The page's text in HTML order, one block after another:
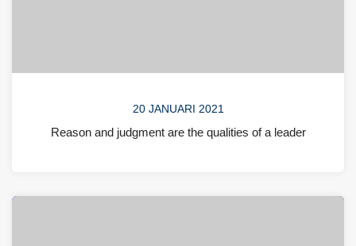
20 JANUARI 2021
Reason and judgment are the qualities of a leader